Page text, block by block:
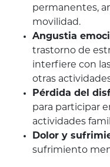
permanentes,
movilidad.
Angustia
trastorno de
interfiere con
otras
Pérdida del
para participar
actividades
Dolor y
sufrimiento